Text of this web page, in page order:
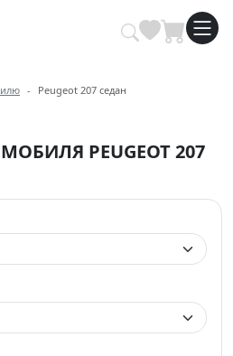
шины
Peugeot 207 седан
PEUGEOT 207